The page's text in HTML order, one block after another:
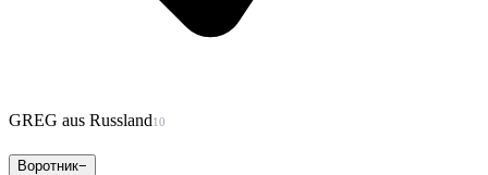
GREG aus Russland10
Воротник−